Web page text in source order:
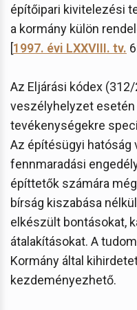
építőipari kivitelezési
a kormány külön
[1997. évi LXXVIII. tv.
Az Eljárási kódex
veszélyhelyzet
tevékenységekre
Az építésügyi
fennmaradási
építtetők számára
bírság kiszabása
elkészült bontásokat,
átalakításokat. A
Kormány által
kezdeményezhető.